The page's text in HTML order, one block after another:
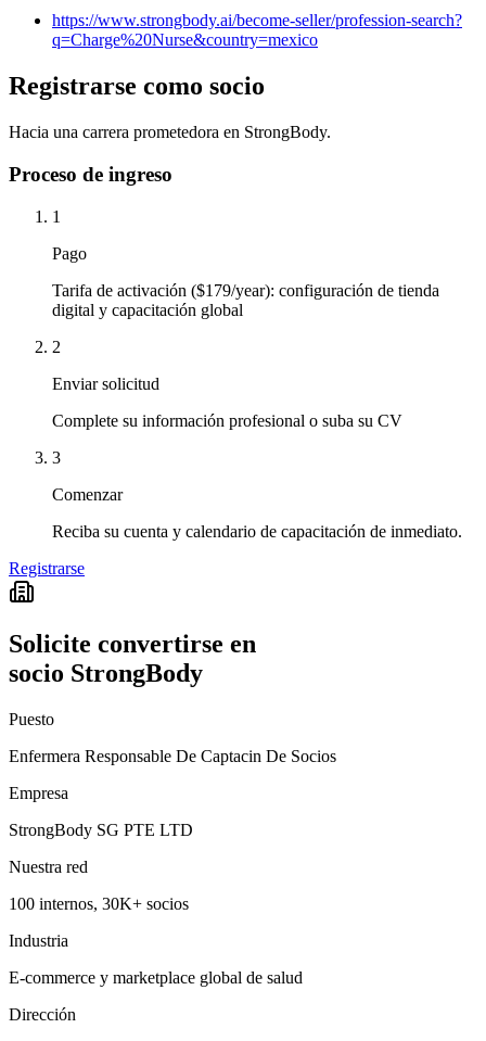
https://www.strongbody.ai/become-seller/profession-search?
q=Charge%20Nurse&country=mexico
Registrarse como socio
Hacia una carrera prometedora en StrongBody.
Proceso de ingreso
1
Pago
Tarifa de activación ($179/year): configuración de tienda
digital y capacitación global
2
Enviar solicitud
Complete su información profesional o suba su CV
3
Comenzar
Reciba su cuenta y calendario de capacitación de inmediato.
Registrarse
Solicite convertirse en
socio StrongBody
Puesto
Enfermera Responsable De Captacin De Socios
Empresa
StrongBody SG PTE LTD
Nuestra red
100 internos, 30K+ socios
Industria
E-commerce y marketplace global de salud
Dirección